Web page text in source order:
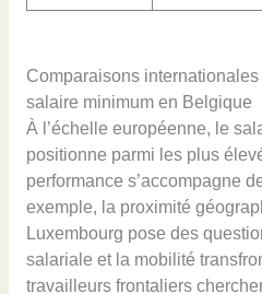
Comparaisons
salaire minimum en Belgique
À l’échelle européenne, le
positionne parmi les plus
performance s’accompagne
exemple, la proximité
Luxembourg pose des
salariale et la mobilité
travailleurs frontaliers